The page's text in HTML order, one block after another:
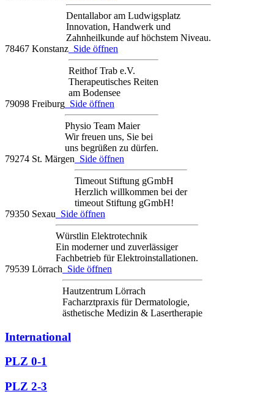
Dentallabor am Ludwigsplatz
Innovation, Handwerk und
Zahnheilkunde auf höchstem Niveau.
78467 Konstanz Side öffnen
Reithof Trab e.V.
Therapeutisches Reiten
am Bodensee
79098 Freiburg Side öffnen
Physio Team Maier
Wir freuen uns, Sie bei
uns begrüßen zu dürfen.
79274 St. Märgen Side öffnen
Timeout Stiftung gGmbH
Herzlich willkommen bei der
timeout Stiftung gGmbH!
79350 Sexau Side öffnen
Würstlin Elektrotechnik
Ein moderner und zuverlässiger
Fachbetrieb für Elektroinstallationen.
79539 Lörrach Side öffnen
Hautzentrum Lörrach
Facharztpraxis für Dermatologie,
ästhetische Medizin & Lasertherapie
International
PLZ 0-1
PLZ 2-3